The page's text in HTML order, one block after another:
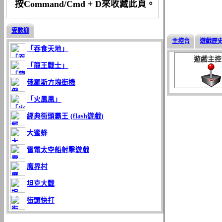
按Command/Cmd + D來收藏此頁。
受歡迎
「吞食天地」
「龍王戰士」
俄羅斯方塊街機
「火鳳凰」
經典街頭霸王 (flash遊戲)
大蜜蜂
雷電太空船射擊遊戲
魔界村
坦克大戰
街頭快打
主控台 遊戲歷
遊戲主